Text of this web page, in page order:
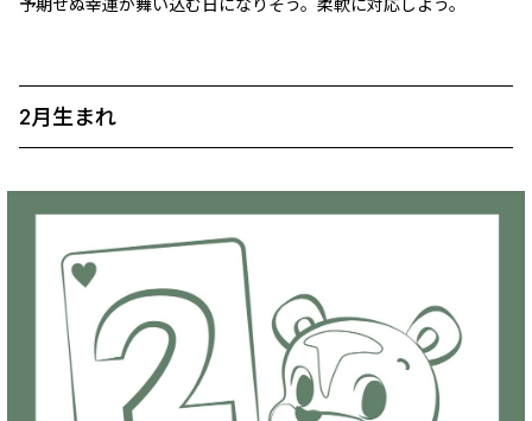
予期せぬ幸運が舞い込む日になりそう。柔軟に対応しよう。
2月生まれ